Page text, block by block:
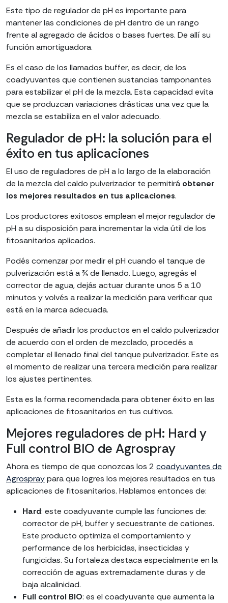
Este tipo de regulador de pH es importante para
mantener las condiciones de pH dentro de un rango
frente al agregado de ácidos o bases fuertes. De allí su
función amortiguadora.
Es el caso de los llamados buffer, es decir, de los
coadyuvantes que contienen sustancias tamponantes
para estabilizar el pH de la mezcla. Esta capacidad evita
que se produzcan variaciones drásticas una vez que la
mezcla se estabiliza en el valor adecuado.
Regulador de pH: la solución para el
éxito en tus aplicaciones
El uso de reguladores de pH a lo largo de la elaboración
de la mezcla del caldo pulverizador te permitirá obtener
los mejores resultados en tus aplicaciones.
Los productores exitosos emplean el mejor regulador de
pH a su disposición para incrementar la vida útil de los
fitosanitarios aplicados.
Podés comenzar por medir el pH cuando el tanque de
pulverización está a ¾ de llenado. Luego, agregás el
corrector de agua, dejás actuar durante unos 5 a 10
minutos y volvés a realizar la medición para verificar que
está en la marca adecuada.
Después de añadir los productos en el caldo pulverizador
de acuerdo con el orden de mezclado, procedés a
completar el llenado final del tanque pulverizador. Este es
el momento de realizar una tercera medición para realizar
los ajustes pertinentes.
Esta es la forma recomendada para obtener éxito en las
aplicaciones de fitosanitarios en tus cultivos.
Mejores reguladores de pH: Hard y
Full control BIO de Agrospray
Ahora es tiempo de que conozcas los 2 coadyuvantes de
Agrospraypara que logres los mejores resultados en tus
aplicaciones de fitosanitarios. Hablamos entonces de:
Hard: este coadyuvante cumple las funciones de:
corrector de pH, buffer y secuestrante de cationes.
Este producto optimiza el comportamiento y
performance de los herbicidas, insecticidas y
fungicidas. Su fortaleza destaca especialmente en la
corrección de aguas extremadamente duras y de
baja alcalinidad.
Full control BIO: es el coadyuvante que aumenta la